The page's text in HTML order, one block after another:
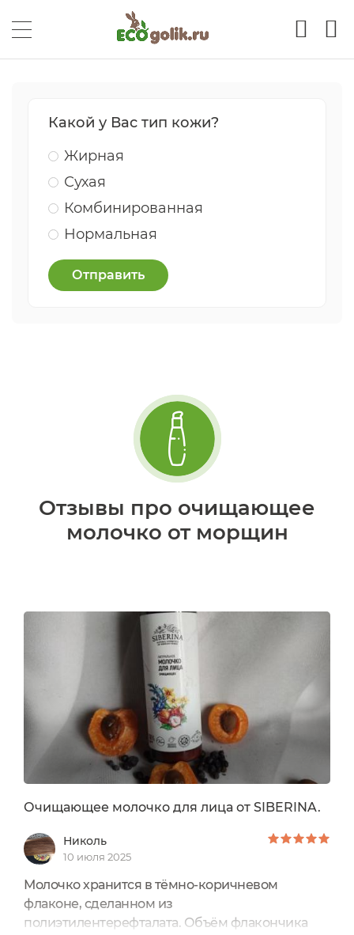
Какой у Вас тип кожи?
Жирная
Сухая
Комбинированная
Нормальная
Отправить
Отзывы про очищающее
молочко от морщин
Очищающее молочко для лица от SIBERINA.
Николь
10 июля 2025
Молочко хранится в тёмно-коричневом
флаконе, сделанном из
полиэтилентерефталата. Объём флакончика